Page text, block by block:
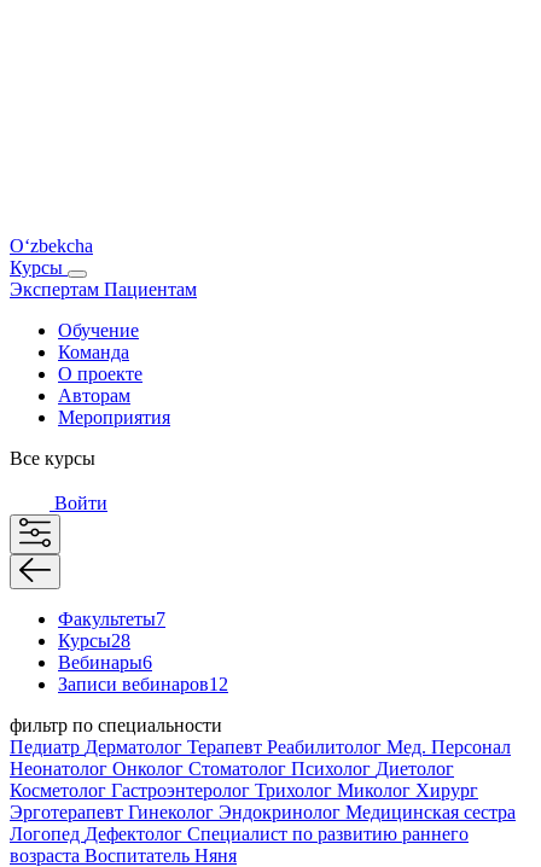
O‘zbekcha
Курсы
Экспертам Пациентам
Обучение
Команда
О проекте
Авторам
Мероприятия
Все курсы
Войти
Факультеты7
Курсы28
Вебинары6
Записи вебинаров12
фильтр по специальности
Педиатр Дерматолог Терапевт Реабилитолог Мед. Персонал
Неонатолог Онколог Стоматолог Психолог Диетолог
Косметолог Гастроэнтеролог Трихолог Миколог Хирург
Эрготерапевт Гинеколог Эндокринолог Медицинская сестра
Логопед Дефектолог Специалист по развитию раннего
возраста Воспитатель Няня